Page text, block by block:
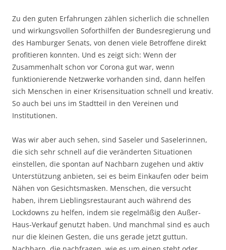
Zu den guten Erfahrungen zählen sicherlich die schnellen
und wirkungsvollen Soforthilfen der Bundesregierung und
des Hamburger Senats, von denen viele Betroffene direkt
profitieren konnten. Und es zeigt sich: Wenn der
Zusammenhalt schon vor Corona gut war, wenn
funktionierende Netzwerke vorhanden sind, dann helfen
sich Menschen in einer Krisensituation schnell und kreativ.
So auch bei uns im Stadtteil in den Vereinen und
Institutionen.
Was wir aber auch sehen, sind Saseler und Saselerinnen,
die sich sehr schnell auf die veränderten Situationen
einstellen, die spontan auf Nachbarn zugehen und aktiv
Unterstützung anbieten, sei es beim Einkaufen oder beim
Nähen von Gesichtsmasken. Menschen, die versucht
haben, ihrem Lieblingsrestaurant auch während des
Lockdowns zu helfen, indem sie regelmäßig den Außer-
Haus-Verkauf genutzt haben. Und manchmal sind es auch
nur die kleinen Gesten, die uns gerade jetzt guttun.